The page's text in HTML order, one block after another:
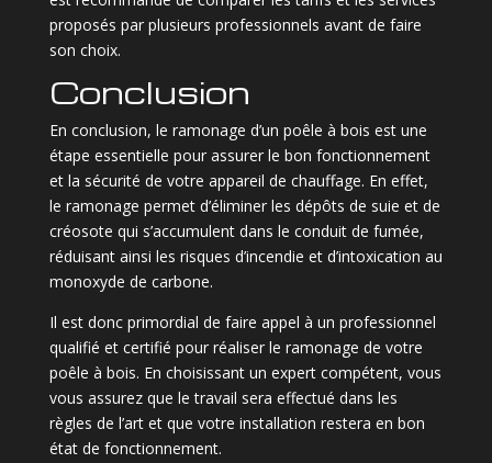
proposés par plusieurs professionnels avant de faire
son choix.
Conclusion
En conclusion, le ramonage d’un poêle à bois est une
étape essentielle pour assurer le bon fonctionnement
et la sécurité de votre appareil de chauffage. En effet,
le ramonage permet d’éliminer les dépôts de suie et de
créosote qui s’accumulent dans le conduit de fumée,
réduisant ainsi les risques d’incendie et d’intoxication au
monoxyde de carbone.
Il est donc primordial de faire appel à un professionnel
qualifié et certifié pour réaliser le ramonage de votre
poêle à bois. En choisissant un expert compétent, vous
vous assurez que le travail sera effectué dans les
règles de l’art et que votre installation restera en bon
état de fonctionnement.